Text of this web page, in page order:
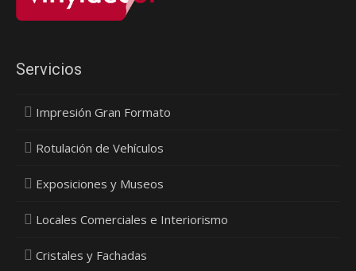
Servicios
Impresión Gran Formato
Rotulación de Vehículos
Exposiciones y Museos
Locales Comerciales e Interiorismo
Cristales y Fachadas